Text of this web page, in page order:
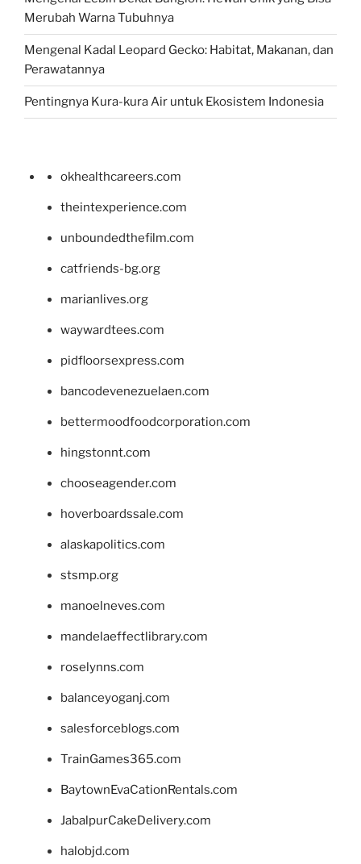
Merubah Warna Tubuhnya
Mengenal Kadal Leopard Gecko: Habitat, Makanan, dan
Perawatannya
Pentingnya Kura-kura Air untuk Ekosistem Indonesia
okhealthcareers.com
theintexperience.com
unboundedthefilm.com
catfriends-bg.org
marianlives.org
waywardtees.com
pidfloorsexpress.com
bancodevenezuelaen.com
bettermoodfoodcorporation.com
hingstonnt.com
chooseagender.com
hoverboardssale.com
alaskapolitics.com
stsmp.org
manoelneves.com
mandelaeffectlibrary.com
roselynns.com
balanceyoganj.com
salesforceblogs.com
TrainGames365.com
BaytownEvaCationRentals.com
JabalpurCakeDelivery.com
halobjd.com